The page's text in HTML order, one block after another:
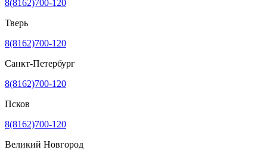
8(8162)700-120
Тверь
8(8162)700-120
Санкт-Петербург
8(8162)700-120
Псков
8(8162)700-120
Великий Новгород